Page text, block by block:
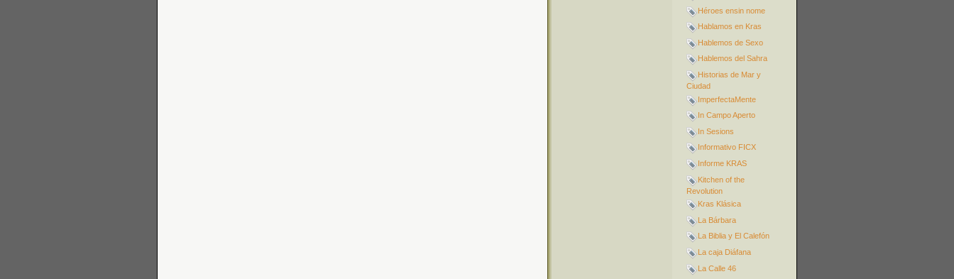
Héroes ensin nome
Hablamos en Kras
Hablemos de Sexo
Hablemos del Sahra
Historias de Mar y
Ciudad
ImperfectaMente
In Campo Aperto
In Sesions
Informativo FICX
Informe KRAS
Kitchen of the
Revolution
Kras Klásica
La Bárbara
La Biblia y El Calefón
La caja Diáfana
La Calle 46